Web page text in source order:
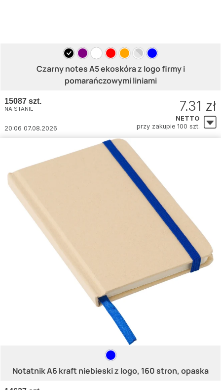
Czarny notes A5 ekoskóra z logo firmy i
pomarańczowymi liniami
15087 szt.
NA STANIE
20:06 07.08.2026
7.31 zł
NETTO
przy zakupie 100 szt.
Notatnik A6 kraft niebieski z logo, 160 stron, opaska